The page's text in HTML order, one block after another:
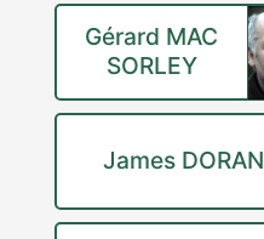
Gérard MAC
SORLEY
James DORAN